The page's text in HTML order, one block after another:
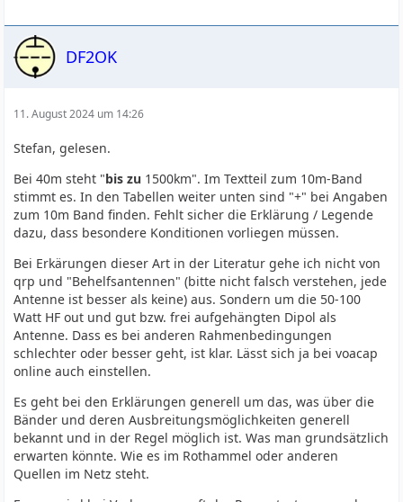
DF2OK
11. August 2024 um 14:26
Stefan, gelesen.
Bei 40m steht "bis zu 1500km". Im Textteil zum 10m-Band
stimmt es. In den Tabellen weiter unten sind "+" bei Angaben
zum 10m Band finden. Fehlt sicher die Erklärung / Legende
dazu, dass besondere Konditionen vorliegen müssen.
Bei Erkärungen dieser Art in der Literatur gehe ich nicht von
qrp und "Behelfsantennen" (bitte nicht falsch verstehen, jede
Antenne ist besser als keine) aus. Sondern um die 50-100
Watt HF out und gut bzw. frei aufgehängten Dipol als
Antenne. Dass es bei anderen Rahmenbedingungen
schlechter oder besser geht, ist klar. Lässt sich ja bei voacap
online auch einstellen.
Es geht bei den Erklärungen generell um das, was über die
Bänder und deren Ausbreitungsmöglichkeiten generell
bekannt und in der Regel möglich ist. Was man grundsätzlich
erwarten könnte. Wie es im Rothammel oder anderen
Quellen im Netz steht.